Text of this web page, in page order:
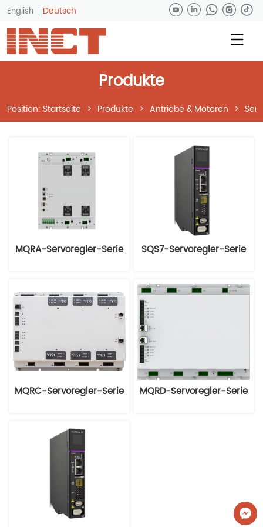
English Deutsch
Produkte
Position: Startseite > Produkte > Antriebe & Motoren >
MQRA-Servoregler-Serie SQS7-Servoregler-Serie
MQRC-Servoregler-Serie MQRD-Servoregler-Serie